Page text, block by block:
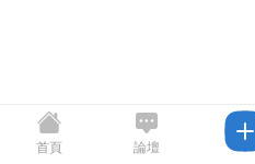
首頁 論壇